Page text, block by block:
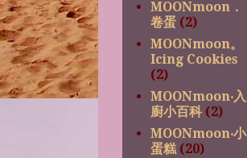
MOONmoon．
卷蛋 (2)
MOONmoon。
Icing Cookies
(2)
MOONmoon‧入
廚小百科 (2)
MOONmoon‧小
蛋糕 (20)